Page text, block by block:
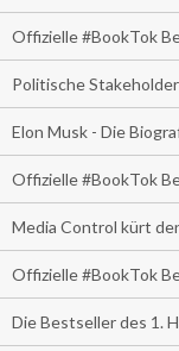
Offizielle #BookTok
Politische
Elon Musk - Die
Offizielle #BookTok
Media Control kürt
Offizielle #BookTok
Die Bestseller des 1.